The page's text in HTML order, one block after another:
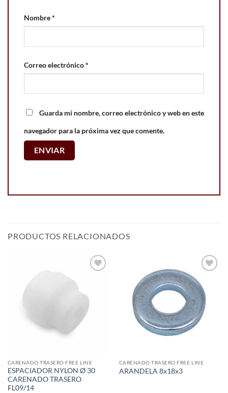
Nombre*
Correo electrónico*
Guarda mi nombre, correo electrónico y web en este
navegador para la próxima vez que comente.
PRODUCTOS RELACIONADOS
CARENADO TRASERO FREE LINE
ESPACIADOR NYLON Ø 30
CARENADO TRASERO
FL09/14
wishlist
CARENADO TRASERO FREE LINE
ARANDELA 8x18x3